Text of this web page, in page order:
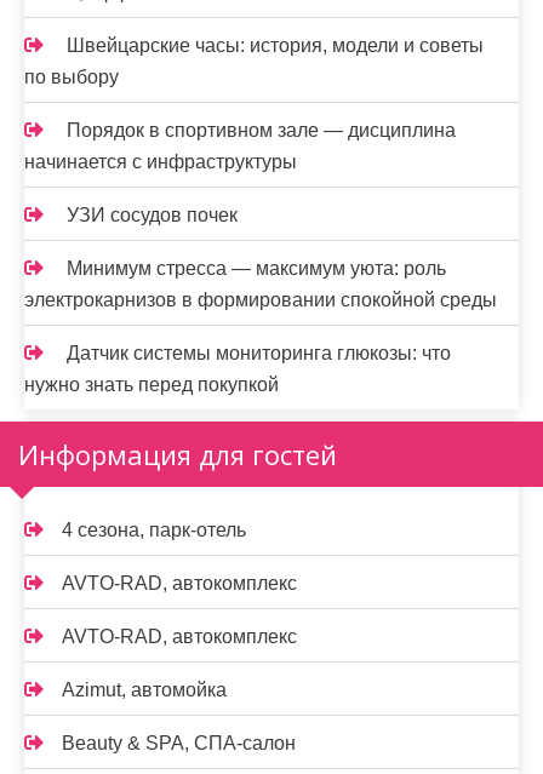
Швейцарские часы: история, модели и советы
по выбору
Порядок в спортивном зале — дисциплина
начинается с инфраструктуры
УЗИ сосудов почек
Минимум стресса — максимум уюта: роль
электрокарнизов в формировании спокойной среды
Датчик системы мониторинга глюкозы: что
нужно знать перед покупкой
Информация для гостей
4 сезона, парк-отель
AVTO-RAD, автокомплекс
AVTO-RAD, автокомплекс
Azimut, автомойка
Beauty & SPA, СПА-салон